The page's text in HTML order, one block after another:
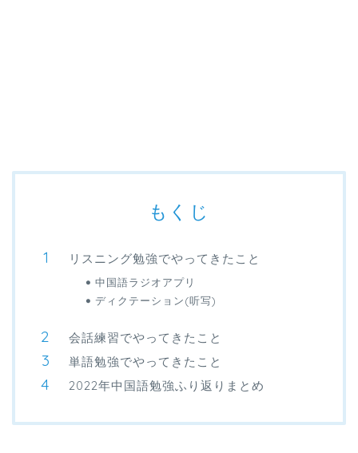
もくじ
リスニング勉強でやってきたこと
中国語ラジオアプリ
ディクテーション(听写)
会話練習でやってきたこと
単語勉強でやってきたこと
2022年中国語勉強ふり返りまとめ